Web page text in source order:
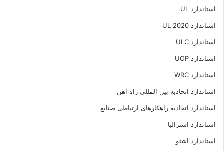
استاندارد UL
استاندارد UL 2020
استاندارد ULC
استاندارد UOP
استاندارد WRC
استاندارد اتحاديه بين المللي راه آهن
استاندارد اتحادیه راهکارهای ارتباطی صنایع
استاندارد استرالیا
استاندارد اشتو